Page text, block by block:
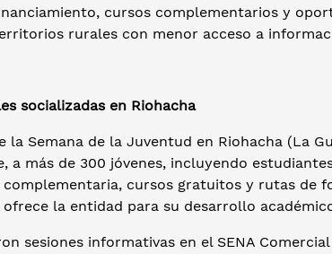
cursos complementarios y
rurales con menor acceso a
socializadas en Riohacha
la Semana de la Juventud en Riohacha (La
a más de 300 jóvenes, incluyendo
cursos gratuitos y rutas de
la entidad para su desarrollo
sesiones informativas en el SENA